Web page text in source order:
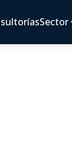
Sector